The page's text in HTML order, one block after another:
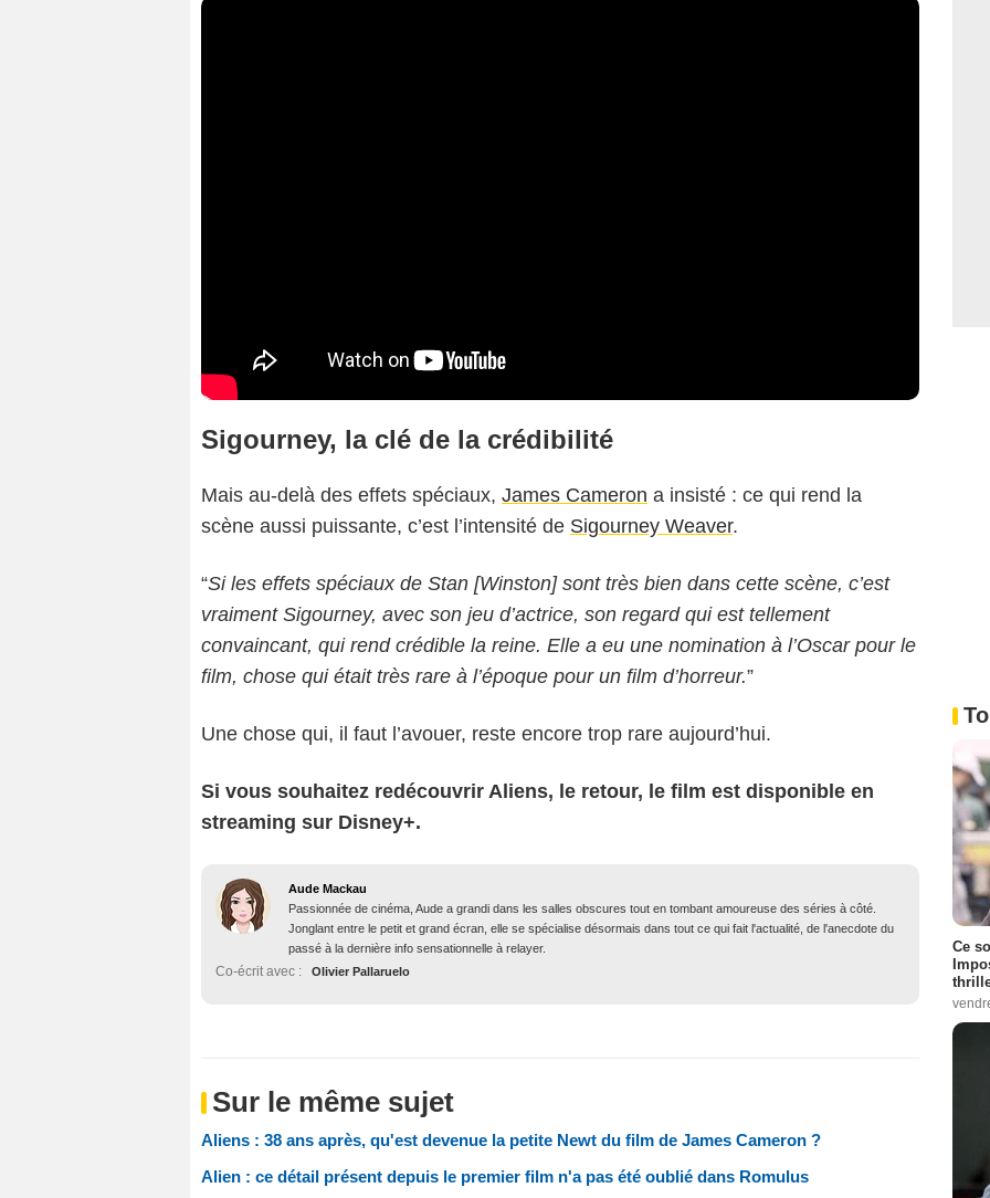
Sigourney, la clé de la crédibilité
Mais au-delà des effets spéciaux, James Cameron a insisté : ce qui rend la
scène aussi puissante, c’est l’intensité de Sigourney Weaver.
“Si les effets spéciaux de Stan [Winston] sont très bien dans cette scène, c’est
vraiment Sigourney, avec son jeu d’actrice, son regard qui est tellement
convaincant, qui rend crédible la reine. Elle a eu une nomination à l’Oscar pour le
film, chose qui était très rare à l’époque pour un film d’horreur.”
Une chose qui, il faut l’avouer, reste encore trop rare aujourd’hui.
Si vous souhaitez redécouvrir Aliens, le retour, le film est disponible en
streaming sur Disney+.
Aude Mackau
Passionnée de cinéma, Aude a grandi dans les salles obscures tout en tombant amoureuse des séries à côté.
Jonglant entre le petit et grand écran, elle se spécialise désormais dans tout ce qui fait l'actualité, de l'anecdote du
passé à la dernière info sensationnelle à relayer.
Co-écrit avec : Olivier Pallaruelo
Sur le même sujet
Aliens : 38 ans après, qu'est devenue la petite Newt du film de James Cameron ?
Alien : ce détail présent depuis le premier film n'a pas été oublié dans Romulus
Ce